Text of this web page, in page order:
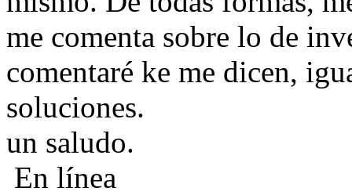
me comenta sobre lo de
comentaré ke me dicen,
soluciones.
un saludo.
En línea